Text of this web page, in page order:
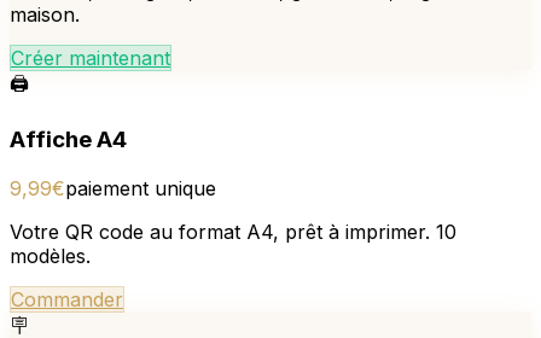
maison.
Créer maintenant
🖨️
Affiche A4
9,99€paiement unique
Votre QR code au format A4, prêt à imprimer. 10
modèles.
Commander
🪧